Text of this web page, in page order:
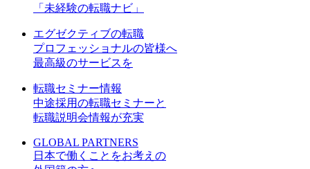
「未経験の転職ナビ」
エグゼクティブの転職
プロフェッショナルの皆様へ
最高級のサービスを
転職セミナー情報
中途採用の転職セミナーと
転職説明会情報が充実
GLOBAL PARTNERS
日本で働くことをお考えの